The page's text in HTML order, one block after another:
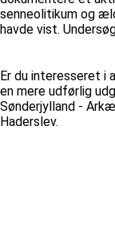
senneolitikum og
havde vist.
Er du interesseret i
en mere udførlig
Sønderjylland -
Haderslev.